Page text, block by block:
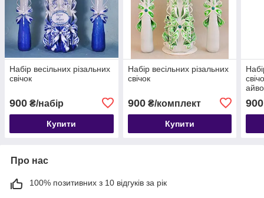
Набір весільних різальних
свічок
900 ₴/набір
Купити
Набір весільних різальних
свічок
900₴/комплект
Купити
900
Про нас
100% позитивних з 10 відгуків за рік